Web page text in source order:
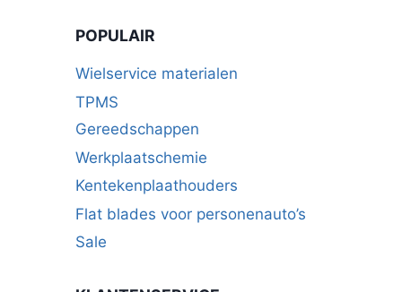
POPULAIR
Wielservice materialen
TPMS
Gereedschappen
Werkplaatschemie
Kentekenplaathouders
Flat blades voor personenauto’s
Sale